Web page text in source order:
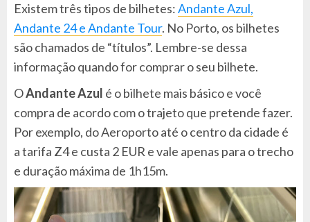
Existem três tipos de bilhetes:Andante Azul,
Andante 24 e Andante Tour. No Porto, os bilhetes
são chamados de “títulos”. Lembre-se dessa
informação quando for comprar o seu bilhete.
OAndante Azul é o bilhete mais básico e você
compra de acordo com o trajeto que pretende fazer.
Por exemplo, do Aeroporto até o centro da cidade é
a tarifa Z4 e custa 2 EUR e vale apenas para o trecho
e duração máxima de 1h15m.